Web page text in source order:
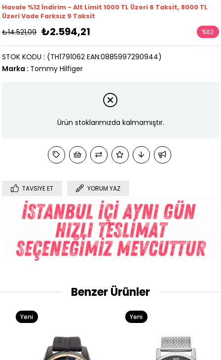
Havale %12 İndirim - Alt Limit 1000 TL Üzeri 6 Taksit, 8000 TL
Üzeri Vade Farksız 9 Taksit
₺14.521,09 ₺2.594,21 %82
İndirim
(TH1791062 EAN:0885997290944)
STOK KODU
Marka : Tommy Hilfiger
Ürün stoklarımızda kalmamıştır.
TAVSIYE ET YORUM YAZ
Benzer Ürünler
Yeni
Yeni